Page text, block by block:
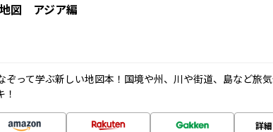
図 アジア編
ぞって学ぶ新しい地図本！国境や州、川や街道、島など旅
詳